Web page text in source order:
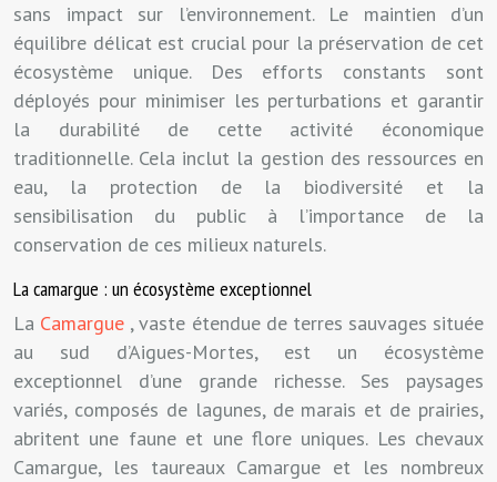
sans impact sur l’environnement. Le maintien d’un
équilibre délicat est crucial pour la préservation de cet
écosystème unique. Des efforts constants sont
déployés pour minimiser les perturbations et garantir
la durabilité de cette activité économique
traditionnelle. Cela inclut la gestion des ressources en
eau, la protection de la biodiversité et la
sensibilisation du public à l’importance de la
conservation de ces milieux naturels.
La camargue : un écosystème exceptionnel
La Camargue , vaste étendue de terres sauvages située
au sud d’Aigues-Mortes, est un écosystème
exceptionnel d’une grande richesse. Ses paysages
variés, composés de lagunes, de marais et de prairies,
abritent une faune et une flore uniques. Les chevaux
Camargue, les taureaux Camargue et les nombreux